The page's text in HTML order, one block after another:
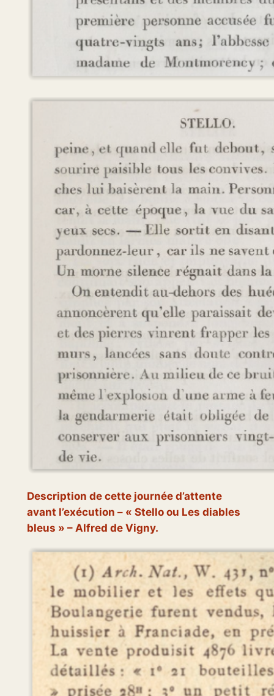
Description de cette journée d’attente
avant l’exécution – « Stello ou Les diables
bleus » – Alfred de Vigny.